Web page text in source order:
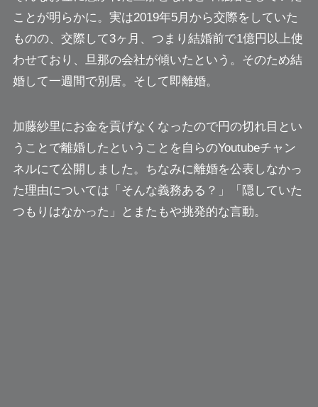
ことが明らかに。実は2019年5月から交際をしていた
ものの、交際して3ヶ月、つまり結婚前で1億円以上使
わせており、旦那の会社が傾いたという。そのため結
婚して一週間で別居。そして即離婚。
加藤紗里にお金を貢げなくなったので円の切れ目とい
うことで離婚したということを自らのYoutubeチャン
ネルにて公開しました。ちなみに離婚を公表しなかっ
た理由については 「そんな義務ある？」「隠していた
つもりはなかった」
とまたもや挑発的な言動。